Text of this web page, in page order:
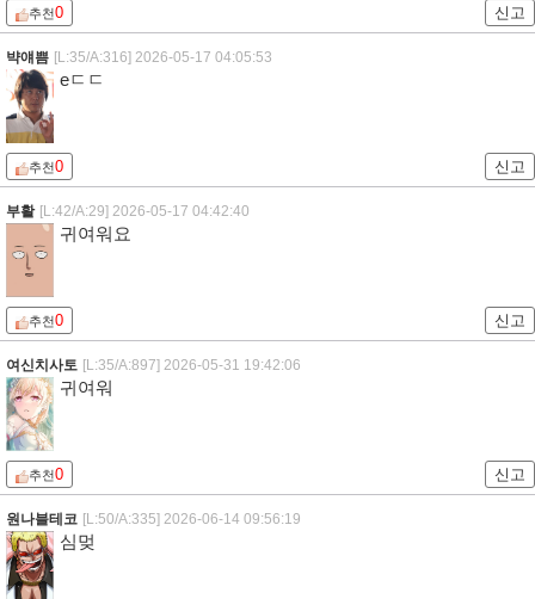
추천0 신고
뱍얘쁨 [L:35/A:316] 2026-05-17 04:05:53
eㄷㄷ
추천0 신고
부활 [L:42/A:29] 2026-05-17 04:42:40
귀여워요
추천0 신고
여신치사토 [L:35/A:897] 2026-05-31 19:42:06
귀여워
추천0 신고
원나블테코 [L:50/A:335] 2026-06-14 09:56:19
심멎